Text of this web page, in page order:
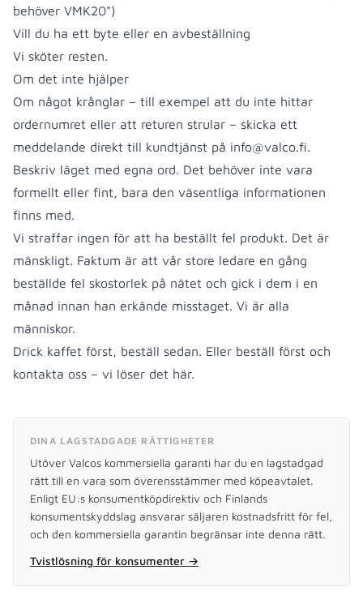
behöver VMK20")
Vill du ha ett byte eller en avbeställning
Vi sköter resten.
Om det inte hjälper
Om något krånglar – till exempel att du inte hittar
ordernumret eller att returen strular – skicka ett
meddelande direkt till kundtjänst på info@valco.fi.
Beskriv läget med egna ord. Det behöver inte vara
formellt eller fint, bara den väsentliga informationen
finns med.
Vi straffar ingen för att ha beställt fel produkt. Det är
mänskligt. Faktum är att vår store ledare en gång
beställde fel skostorlek på nätet och gick i dem i en
månad innan han erkände misstaget. Vi är alla
människor.
Drick kaffet först, beställ sedan. Eller beställ först och
kontakta oss – vi löser det här.
DINA LAGSTADGADE RÄTTIGHETER
Utöver Valcos kommersiella garanti har du en lagstadgad
rätt till en vara som överensstämmer med köpeavtalet.
Enligt EU:s konsumentköpdirektiv och Finlands
konsumentskyddslag ansvarar säljaren kostnadsfritt för fel,
och den kommersiella garantin begränsar inte denna rätt.
Tvistlösning för konsumenter →